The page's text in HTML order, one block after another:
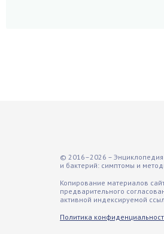
© 2016–2026 –
и бактерий: симптомы и
Копирование материалов
предварительного
активной индексируемой
Политика